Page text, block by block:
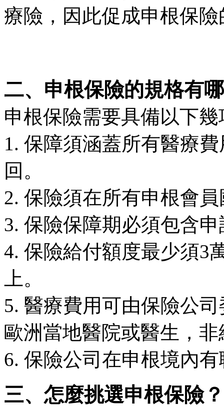
療險，因此促成申根保
二、申根保險的規格有
申根保險需要具備以下
1. 保障須涵蓋所有醫療
回。
2. 保險須在所有申根會
3. 保險保障期必須包含
4. 保險給付額度最少須3
上。
5. 醫療費用可由保險公
歐洲當地醫院或醫生，
6. 保險公司在申根境內
三、怎麼挑選申根保險？